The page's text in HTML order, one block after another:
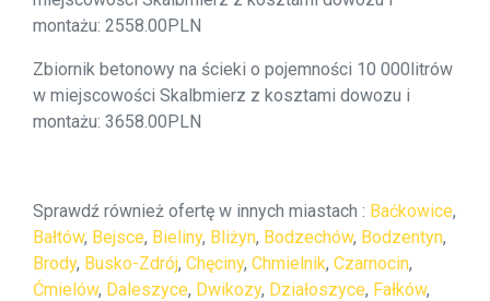
montażu: 2558.00PLN
Zbiornik betonowy na ścieki o pojemności 10 000litrów
w miejscowości Skalbmierz z kosztami dowozu i
montażu: 3658.00PLN
Sprawdź również ofertę w innych miastach : Baćkowice,
Bałtów, Bejsce, Bieliny, Bliżyn, Bodzechów, Bodzentyn,
Brody, Busko-Zdrój, Chęciny, Chmielnik, Czarnocin,
Ćmielów, Daleszyce, Dwikozy, Działoszyce, Fałków,